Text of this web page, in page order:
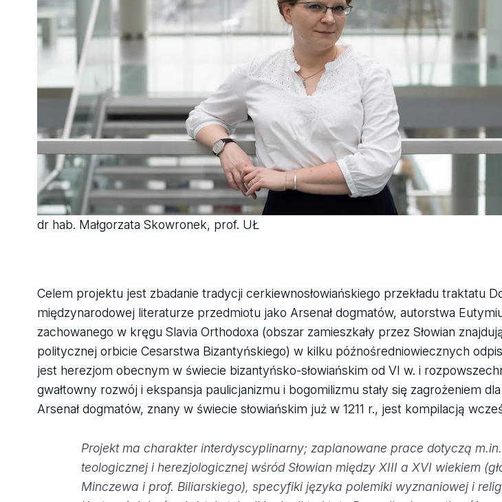
dr hab. Małgorzata Skowronek, prof. UŁ
Celem projektu jest zbadanie tradycji cerkiewnosłowiańskiego przekładu traktatu
międzynarodowej literaturze przedmiotu jako Arsenał dogmatów, autorstwa
zachowanego w kręgu Slavia Orthodoxa (obszar zamieszkały przez Słowian
politycznej orbicie Cesarstwa Bizantyńskiego) w kilku późnośredniowiecznych
jest herezjom obecnym w świecie bizantyńsko-słowiańskim od VI w. i
gwałtowny rozwój i ekspansja paulicjanizmu i bogomilizmu stały się zagrożeniem
Arsenał dogmatów, znany w świecie słowiańskim już w 1211 r., jest kompilacją
Projekt ma charakter interdyscyplinarny; zaplanowane prace dotyczą
teologicznej i herezjologicznej wśród Słowian między XIII a XVI wiekiem
Minczewa i prof. Biliarskiego), specyfiki języka polemiki wyznaniowej i